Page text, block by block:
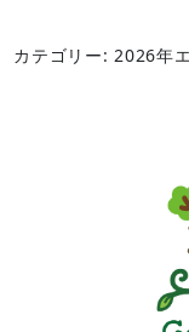
カテゴリー: 2026年